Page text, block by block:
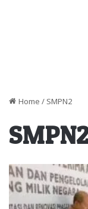
Home / SMPN2